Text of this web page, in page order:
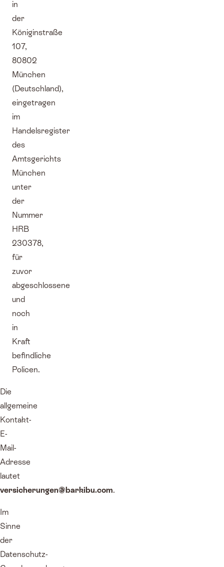
in
der
Königinstraße
107,
80802
München
(Deutschland),
eingetragen
im
Handelsregister
des
Amtsgerichts
München
unter
der
Nummer
HRB
230378,
für
zuvor
abgeschlossene
und
noch
in
Kraft
befindliche
Policen.
Die
allgemeine
Kontakt-
E-
Mail-
Adresse
lautet
versicherungen@barkibu.com.
Im
Sinne
der
Datenschutz-